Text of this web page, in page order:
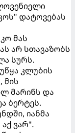
დატოვებას
მას
არ სთავაზობს
სურს.
კლუბის
მის
მარინს და
ბერტეს.
იანმა
ვარ".